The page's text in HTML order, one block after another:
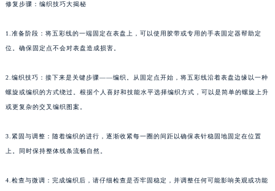
修复步骤：编织技巧大揭秘
1.准备阶段：将五彩线的一端固定在表盘上，可以使用胶带或专用的手表固定器帮助定
位。确保固定点不会对表盘造成损害。
2.编织技巧：接下来是关键步骤——编织。从固定点开始，将五彩线沿着表盘边缘以一种
螺旋或编织的方式绕过。根据个人喜好和技能水平选择编织方式，可以是简单的螺旋上升
或更复杂的交叉编织图案。
3.紧固与调整：随着编织的进行，逐渐收紧每一圈的间距以确保表针稳固地固定在位置
上。同时保持整体线条流畅自然。
4.检查与微调：完成编织后，请仔细检查是否牢固稳定，并调整任何可能影响美观或功能